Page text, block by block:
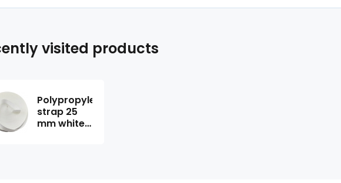
visited products
Polypropylene
strap 25
mm white